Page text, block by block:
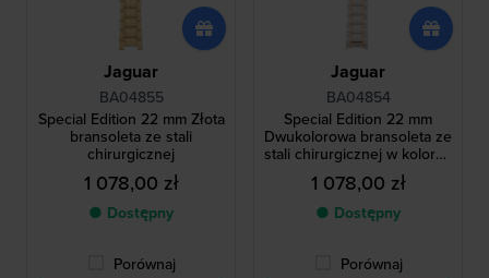
Jaguar
BA04855
Special Edition 22 mm Złota
bransoleta ze stali
chirurgicznej
1 078,00 zł
● Dostępny
Porównaj
Jaguar
BA04854
Special Edition 22 mm
Dwukolorowa bransoleta ze
stali chirurgicznej w kolorze
różowego złota
1 078,00 zł
● Dostępny
Porównaj